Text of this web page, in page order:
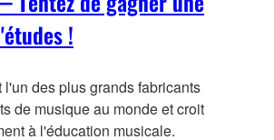
!
l'un des plus grands fabricants
de musique au monde et croit
à l'éducation musicale.